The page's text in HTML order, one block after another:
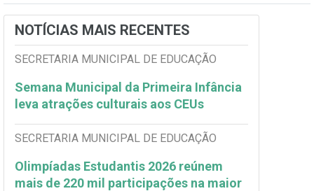
NOTÍCIAS MAIS RECENTES
SECRETARIA MUNICIPAL DE EDUCAÇÃO
Semana Municipal da Primeira Infância
leva atrações culturais aos CEUs
SECRETARIA MUNICIPAL DE EDUCAÇÃO
Olimpíadas Estudantis 2026 reúnem
mais de 220 mil participações na maior